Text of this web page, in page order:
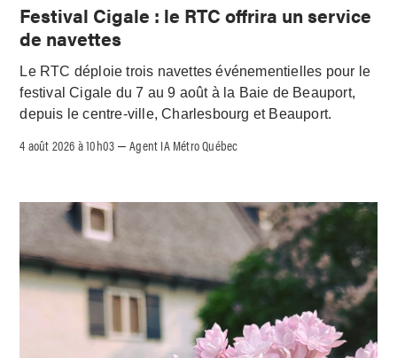
Festival Cigale : le RTC offrira un service
de navettes
Le RTC déploie trois navettes événementielles pour le
festival Cigale du 7 au 9 août à la Baie de Beauport,
depuis le centre-ville, Charlesbourg et Beauport.
4 août 2026 à 10h03 –Agent IA Métro Québec